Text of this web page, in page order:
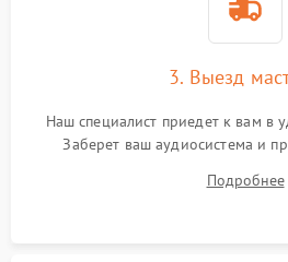
3. Выезд
Наш специалист приедет к вам в
Заберет ваш аудиосистема и
Подробнее